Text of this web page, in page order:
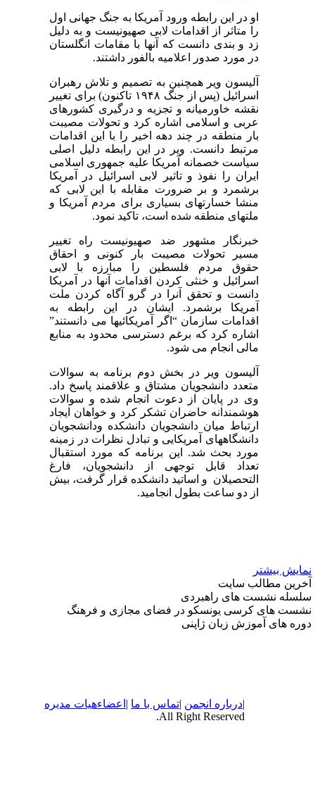
او در این رابطه ورود آمریکا به جنگ جهانی اول
را متاثر از اقدامات لابی صهیونیست و به دلیل
زد و بندی دانست که آنها با مقامات انگلستان
در مورد صدور اعلامیه بالفور داشتند.
آلیسون ویر همچنین به تصمیم و تلاش رهبران
اسرائیل (پس از جنگ ۱۹۴۸ تاکنون) برای تغییر
نقشه خاورمیانه و تجزیه و درگیری کشورهای
عربی و اسلامی اشاره کرد و تحولات مصیبت
بار منطقه در چند دهه اخیر را با این اقدامات
مرتبط دانست. ویر در این رابطه دلیل اصلی
سیاست خصمانه آمریکا علیه جمهوری اسلامی
ایران را نفوذ و تاثیر لابی اسرائیل در آمریکا
برشمرد و بر ضرورت مقابله با این لابی که
منشا خسارتهای بسیاری برای مردم آمریکا و
ملتهای منطقه شده است، تاکید نمود.
خبرنگار مشهور ضد صهیونیست راه تغییر
مسیر تحولات مصیبت بار کنونی و احقاق
حقوق مردم فلسطین را مبارزه با لابی
اسرائیل و خنثی کردن اقدامات آنها در آمریکا
دانست و تحقق آنرا در گرو آگاه کردن ملت
آمریکا برشمرد. ایشان در این رابطه به
اقدامات سازمان “اگر آمریکائیها می دانستند”
اشاره کرد که برغم دسترسی محدود به منابع
مالی انجام می شود.
آلیسون ویر در بخش دوم برنامه به سوالات
متعدد دانشجویان مشتاق و علاقمند پاسخ داد.
وی در پایان از دعوت انجام شده و سوالات
هوشمندانه حاضران تشکر کرد و خواهان ایجاد
ارتباط میان دانشجویان دانشکده ودانشجویان
دانشگاههای آمریکایی و تبادل نظرات در زمینه
مورد بحث شد. این برنامه که مورد استقبال
تعداد قابل توجهی از دانشجویان، فارغ
التحصیلان و اساتید دانشکده قرار گرفت، بیش
از دو ساعت بطول انجامید.
بیشتر
مطالب سایت
نشست های راهبردی
های کرسی یونسکو در فضای مجازی و فرهنگ
های آموزش زبان ژاپنی
دربارهانجمن|تماس با ما|اعضاءهیات مدیره
All Right Reserved.